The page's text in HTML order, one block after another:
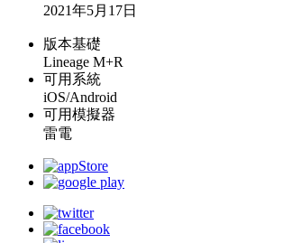
2021年5月17日
版本基礎
Lineage M+R
可用系統
iOS/Android
可用模擬器
雷電